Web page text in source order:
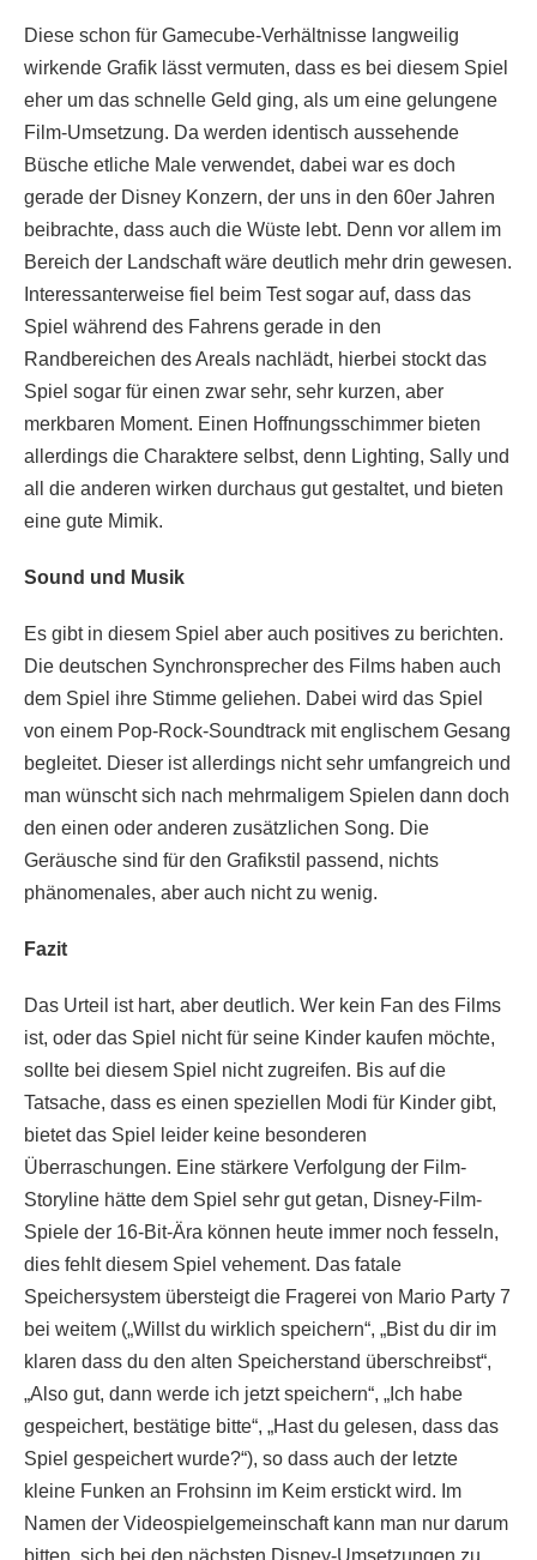
Diese schon für Gamecube-Verhältnisse langweilig
wirkende Grafik lässt vermuten, dass es bei diesem Spiel
eher um das schnelle Geld ging, als um eine gelungene
Film-Umsetzung. Da werden identisch aussehende
Büsche etliche Male verwendet, dabei war es doch
gerade der Disney Konzern, der uns in den 60er Jahren
beibrachte, dass auch die Wüste lebt. Denn vor allem im
Bereich der Landschaft wäre deutlich mehr drin gewesen.
Interessanterweise fiel beim Test sogar auf, dass das
Spiel während des Fahrens gerade in den
Randbereichen des Areals nachlädt, hierbei stockt das
Spiel sogar für einen zwar sehr, sehr kurzen, aber
merkbaren Moment. Einen Hoffnungsschimmer bieten
allerdings die Charaktere selbst, denn Lighting, Sally und
all die anderen wirken durchaus gut gestaltet, und bieten
eine gute Mimik.
Sound und Musik
Es gibt in diesem Spiel aber auch positives zu berichten.
Die deutschen Synchronsprecher des Films haben auch
dem Spiel ihre Stimme geliehen. Dabei wird das Spiel
von einem Pop-Rock-Soundtrack mit englischem Gesang
begleitet. Dieser ist allerdings nicht sehr umfangreich und
man wünscht sich nach mehrmaligem Spielen dann doch
den einen oder anderen zusätzlichen Song. Die
Geräusche sind für den Grafikstil passend, nichts
phänomenales, aber auch nicht zu wenig.
Fazit
Das Urteil ist hart, aber deutlich. Wer kein Fan des Films
ist, oder das Spiel nicht für seine Kinder kaufen möchte,
sollte bei diesem Spiel nicht zugreifen. Bis auf die
Tatsache, dass es einen speziellen Modi für Kinder gibt,
bietet das Spiel leider keine besonderen
Überraschungen. Eine stärkere Verfolgung der Film-
Storyline hätte dem Spiel sehr gut getan, Disney-Film-
Spiele der 16-Bit-Ära können heute immer noch fesseln,
dies fehlt diesem Spiel vehement. Das fatale
Speichersystem übersteigt die Fragerei von Mario Party 7
bei weitem („Willst du wirklich speichern“, „Bist du dir im
klaren dass du den alten Speicherstand überschreibst“,
„Also gut, dann werde ich jetzt speichern“, „Ich habe
gespeichert, bestätige bitte“, „Hast du gelesen, dass das
Spiel gespeichert wurde?“), so dass auch der letzte
kleine Funken an Frohsinn im Keim erstickt wird. Im
Namen der Videospielgemeinschaft kann man nur darum